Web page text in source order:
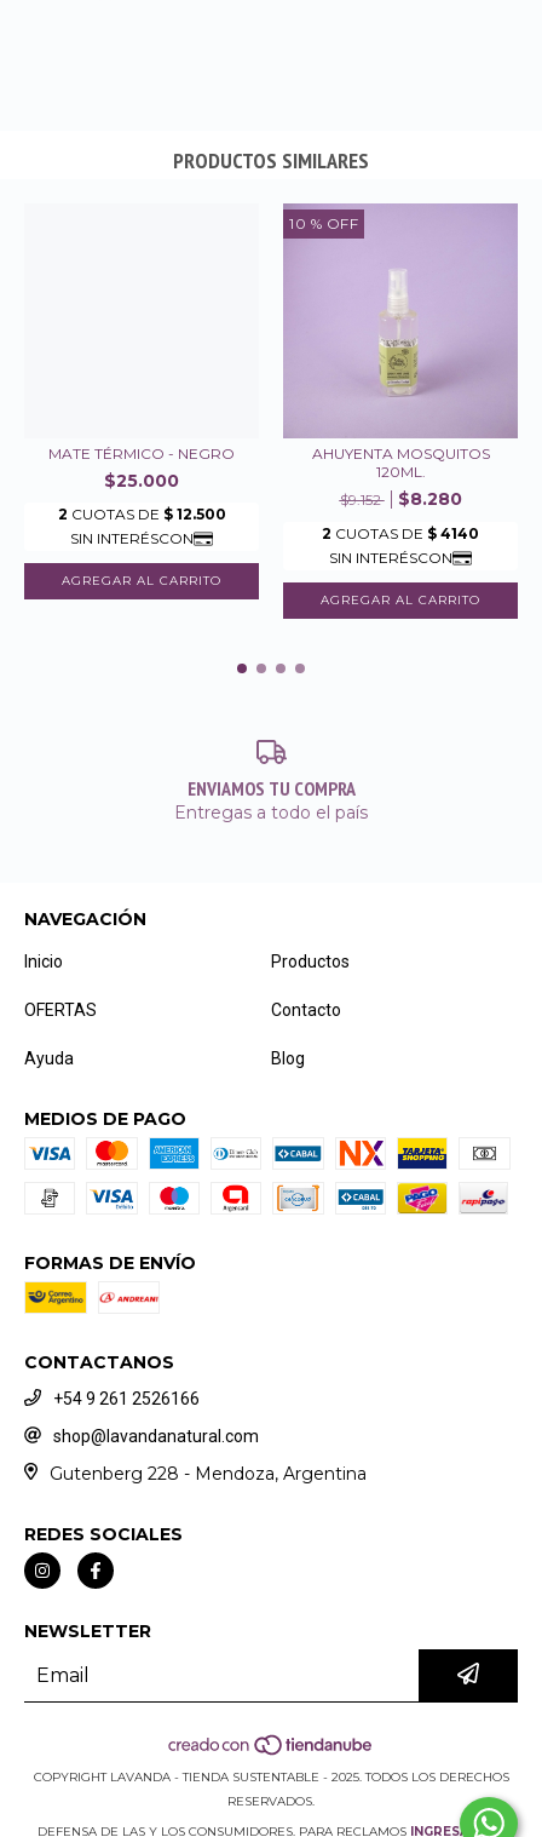
PRODUCTOS SIMILARES
MATE TÉRMICO - NEGRO
$25.000
10 % OFF
AHUYENTA MOSQUITOS
120ML.
$9.152
$8.280
ENVIAMOS TU COMPRA
Entregas a todo el país
NAVEGACIÓN
Inicio Productos
OFERTAS Contacto
Ayuda Blog
MEDIOS DE PAGO
FORMAS DE ENVÍO
CONTACTANOS
+54 9 261 2526166
shop@lavandanatural.com
Gutenberg 228 - Mendoza, Argentina
REDES SOCIALES
NEWSLETTER
COPYRIGHT LAVANDA - TIENDA SUSTENTABLE - 2025. TODOS LOS DERECHOS
RESERVADOS.
DEFENSA DE LAS Y LOS CONSUMIDORES. PARA RECLAMOS INGRESÁ ACÁ.